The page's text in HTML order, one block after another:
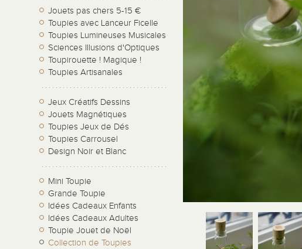
Jouets pas chers 5-15 €
Toupies avec Lanceur Ficelle
Toupies Lumineuses Musicales
Sciences Illusions d'Optiques
Toupirouette ! Magique !
Toupies Artisanales
Jeux Créatifs Dessins
Jouets Magnétiques
Toupies Jeux de Dés
Toupies Carrousel
Design Noir et Blanc
Mini Toupie
Grande Toupie
Idées Cadeaux Enfants
Idées Cadeaux Adultes
Toupie Jouet de Noël
Collection de Toupies